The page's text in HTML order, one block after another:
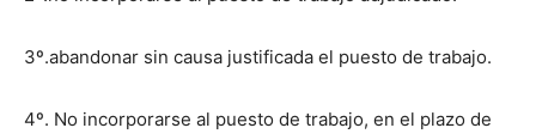
3º.abandonar sin causa justificada el puesto de trabajo.
4º. No incorporarse al puesto de trabajo, en el plazo de